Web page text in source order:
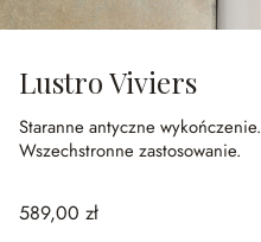
Lustro Viviers
Staranne antyczne wykończenie.
Wszechstronne zastosowanie.
589,00 zł